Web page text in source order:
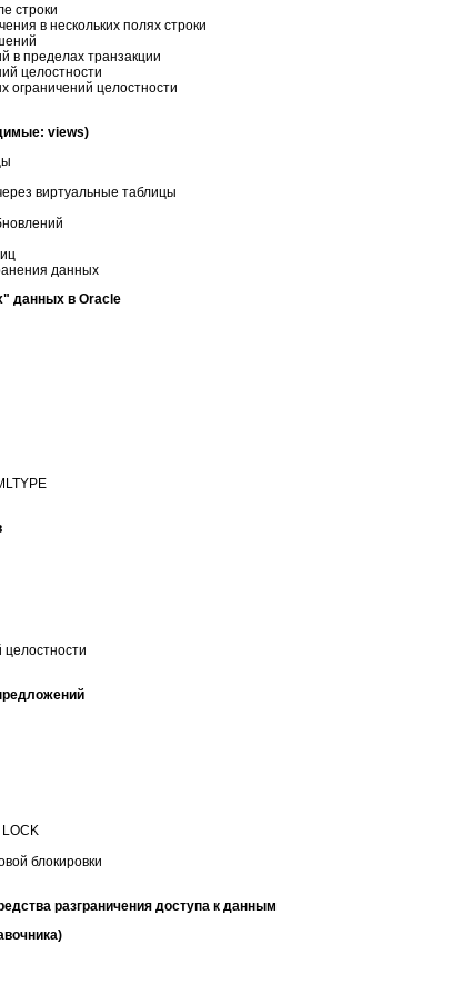
строки
в нескольких полях строки
в пределах транзакции
целостности
ограничений целостности
views)
виртуальные таблицы
данных
данных в Oracle
блокировки
разграничения доступа к данным